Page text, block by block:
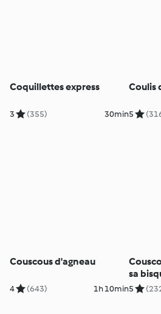
Coquillettes express
3 (355) 30min
Coulis
5
Couscous d'agneau
4 (643) 1h 10min
sa
5